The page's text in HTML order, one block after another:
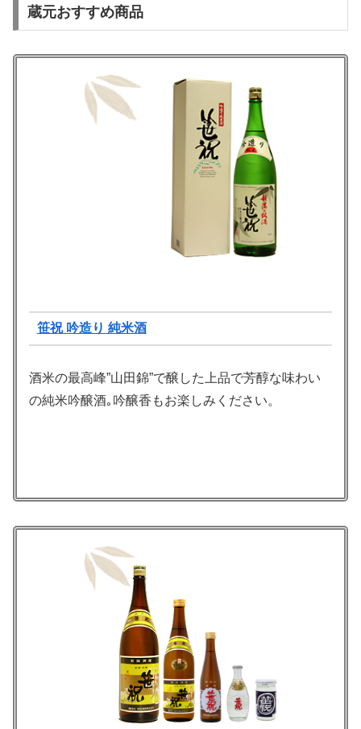
蔵元おすすめ商品
笹祝 吟造り 純米酒
酒米の最高峰”山田錦”で醸した上品で芳醇な味わい
の純米吟醸酒｡吟醸香もお楽しみください。